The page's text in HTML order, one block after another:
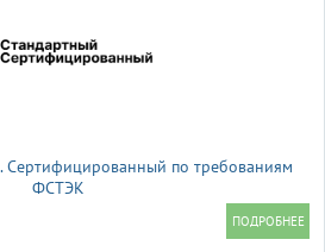
по требованиям
ФСТЭК